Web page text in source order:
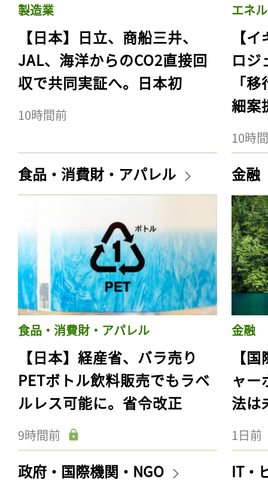
製造業
【日本】日立、商船三井、
JAL、海洋からのCO2直接回
収で共同実証へ。日本初
10時間前
エネ
【
ロジ
「
細案
10時
食品・消費財・アパレル
食品・消費財・アパレル
【日本】経産省、バラ売り
PETボトル飲料販売でもラベ
ルレス可能に。省令改正
9時間前
金融
金融
【
ャー
法は
1日前
政府・国際機関・NGO IT・